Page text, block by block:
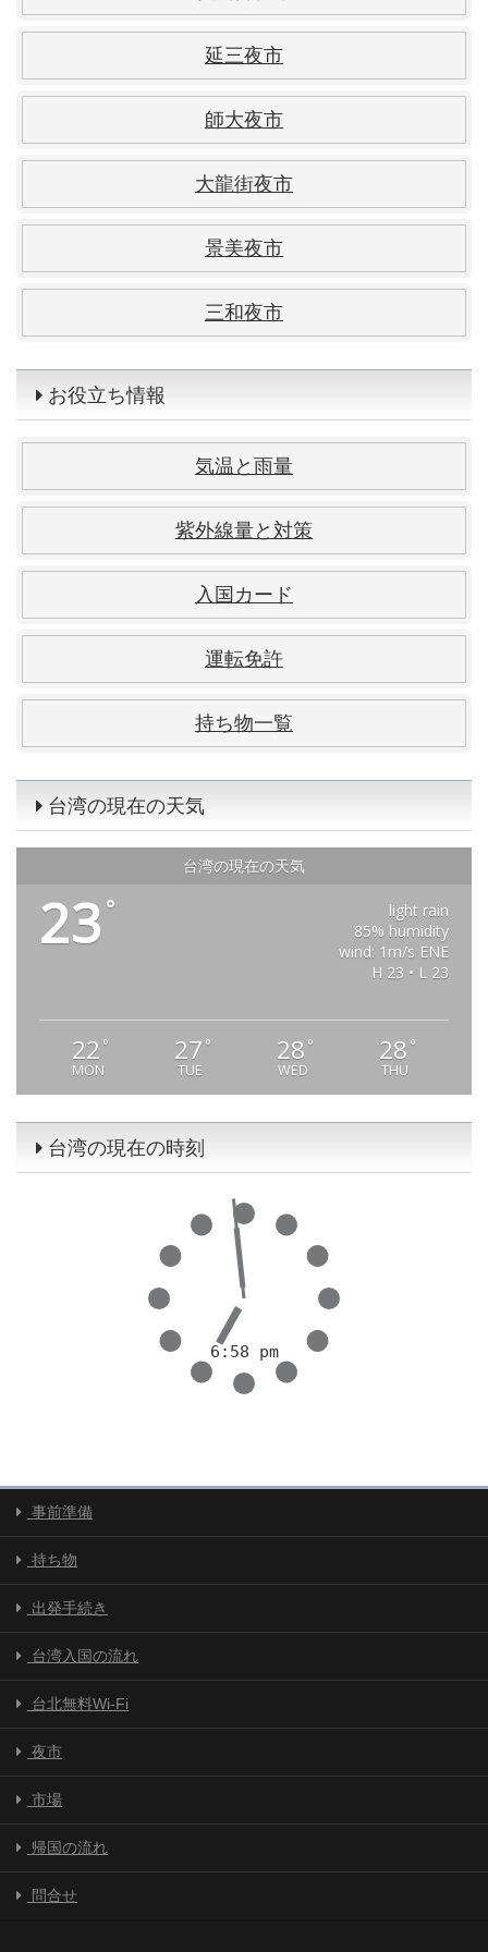
延三夜市
師大夜市
大龍街夜市
景美夜市
三和夜市
お役立ち情報
気温と雨量
紫外線量と対策
入国カード
運転免許
持ち物一覧
台湾の現在の天気
台湾の現在の天気
23 °
light rain
85% humidity
wind: 1m/s ENE
H 23 • L 23
22 °
MON
27 °
TUE
28 °
WED
28 °
THU
台湾の現在の時刻
事前準備
持ち物
出発手続き
台湾入国の流れ
台北無料Wi-Fi
夜市
市場
帰国の流れ
問合せ